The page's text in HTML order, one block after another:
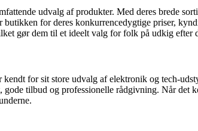
udvalg af produkter. Med deres brede
for deres konkurrencedygtige priser,
gør dem til et ideelt valg for folk på udkig efter
for sit store udvalg af elektronik og tech-
tilbud og professionelle rådgivning. Når